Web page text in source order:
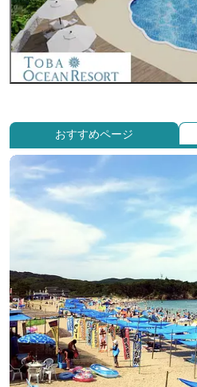
おすすめページ